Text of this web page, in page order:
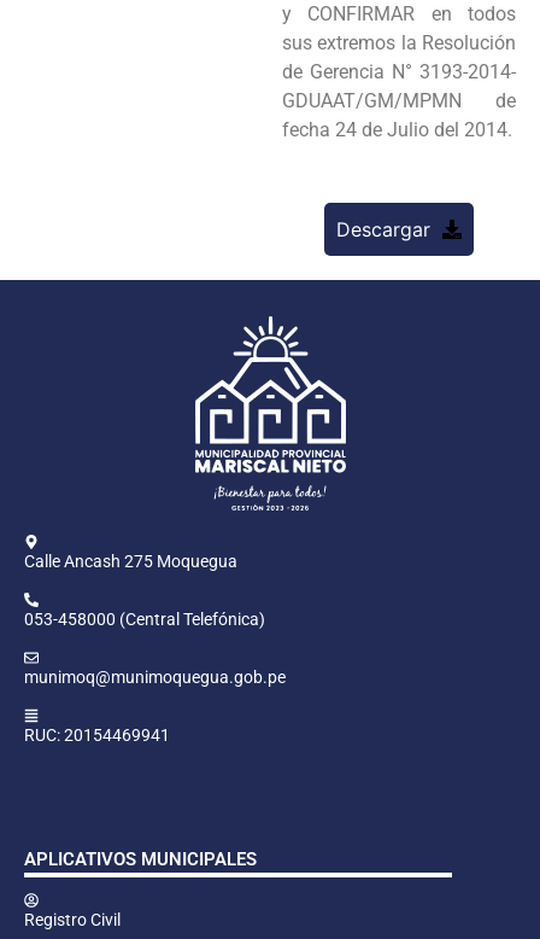
y CONFIRMAR en todos
sus extremos la Resolución
de Gerencia N° 3193-2014-
GDUAAT/GM/MPMN de
fecha 24 de Julio del 2014.
Descargar
Calle Ancash 275 Moquegua
053-458000 (Central Telefónica)
munimoq@munimoquegua.gob.pe
RUC: 20154469941
APLICATIVOS MUNICIPALES
Registro Civil